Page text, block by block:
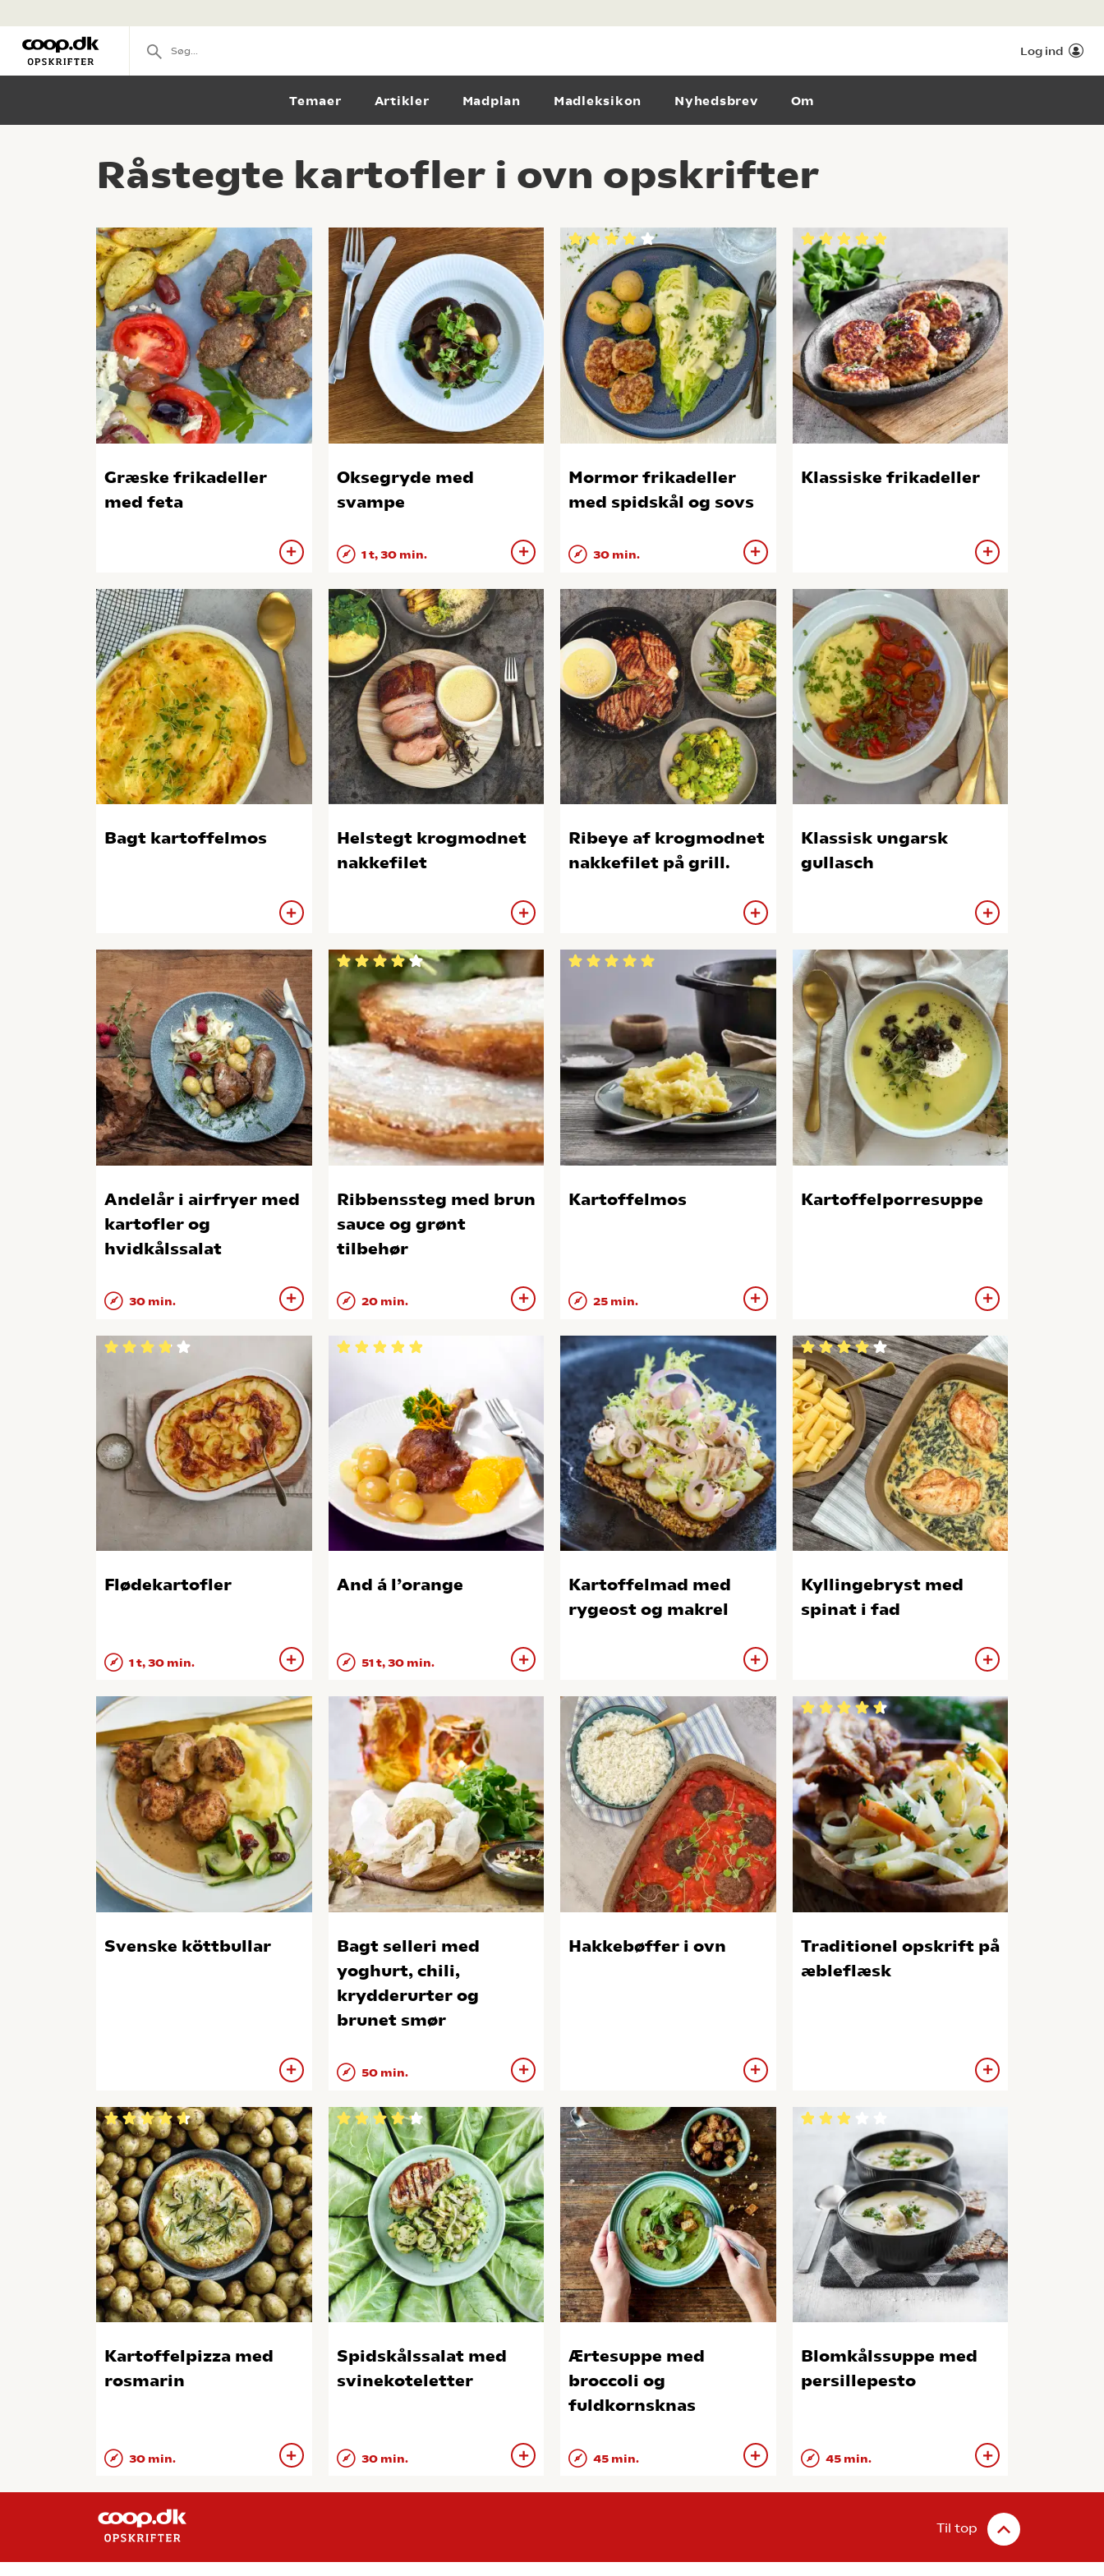
Log ind
Temaer Artikler Madplan Madleksikon Nyhedsbrev Om
Råstegte kartofler i ovn opskrifter
Græske frikadeller
med feta
Oksegryde med
svampe
1 t, 30 min.
Mormor frikadeller
med spidskål og sovs
30 min.
Klassiske frikadeller
Bagt kartoffelmos
Helstegt krogmodnet
nakkefilet
Ribeye af krogmodnet
nakkefilet på grill.
Klassisk ungarsk
gullasch
Andelår i airfryer med
kartofler og
hvidkålssalat
30 min.
Ribbenssteg med brun
sauce og grønt
tilbehør
20 min.
Kartoffelmos
25 min.
Kartoffelporresuppe
Flødekartofler
1 t, 30 min.
And á l’orange
51 t, 30 min.
Kartoffelmad med
rygeost og makrel
Kyllingebryst med
spinat i fad
Svenske köttbullar
Bagt selleri med
yoghurt, chili,
krydderurter og
brunet smør
50 min.
Hakkebøffer i ovn
Traditionel opskrift på
æbleflæsk
Kartoffelpizza med
rosmarin
30 min.
Spidskålssalat med
svinekoteletter
30 min.
Ærtesuppe med
broccoli og
fuldkornsknas
45 min.
Blomkålssuppe med
persillepesto
45 min.
Til top